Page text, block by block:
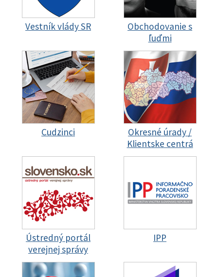
Vestník vlády SR
Obchodovanie s
ľuďmi
Cudzinci
Okresné úrady /
Klientske centrá
Ústredný portál
verejnej správy
IPP